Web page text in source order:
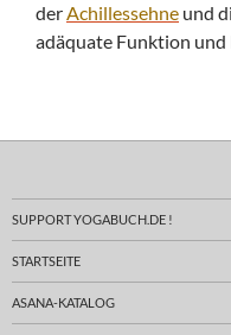
derAchillessehne und
adäquate Funktion
SUPPORT YOGABUCH.DE !
STARTSEITE
ASANA-KATALOG